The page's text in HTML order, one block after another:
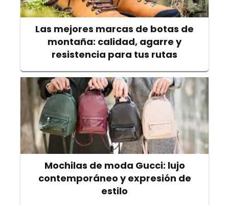
Las mejores marcas de botas de
montaña: calidad, agarre y
resistencia para tus rutas
Mochilas de moda Gucci: lujo
contemporáneo y expresión de
estilo